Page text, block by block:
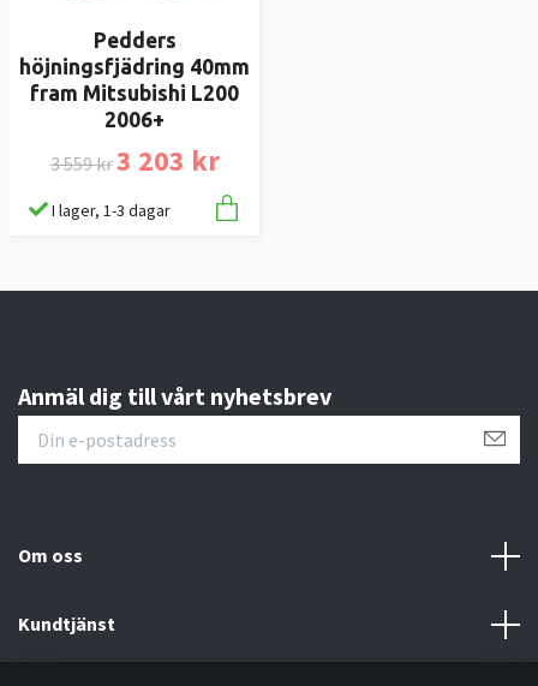
Pedders
höjningsfjädring 40mm
fram Mitsubishi L200
2006+
3 559 kr3 203 kr
I lager, 1-3 dagar
Anmäl dig till vårt nyhetsbrev
Om oss
Kundtjänst